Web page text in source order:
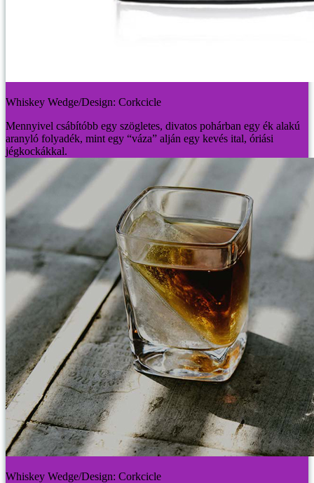
Whiskey Wedge/Design: Corkcicle
Mennyivel csábítóbb egy szögletes, divatos pohárban egy ék alakú
aranyló folyadék, mint egy “váza” alján egy kevés ital, óriási
jégkockákkal.
Whiskey Wedge/Design: Corkcicle